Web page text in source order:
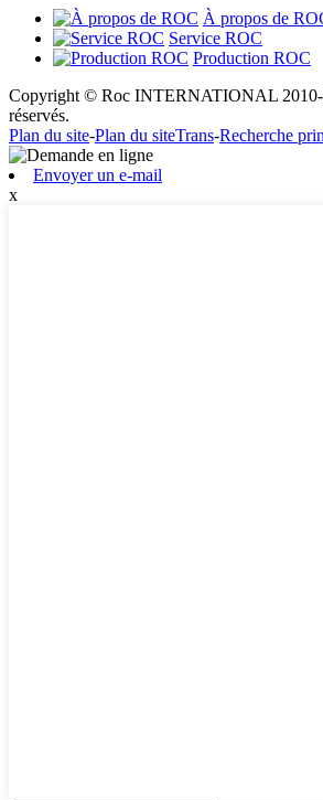
À propos de
Service ROC
Production ROC
Copyright © Roc INTERNATIONAL 2010-
réservés.
Plan du site-Plan du siteTrans-Recherche
Envoyer un e-mail
x